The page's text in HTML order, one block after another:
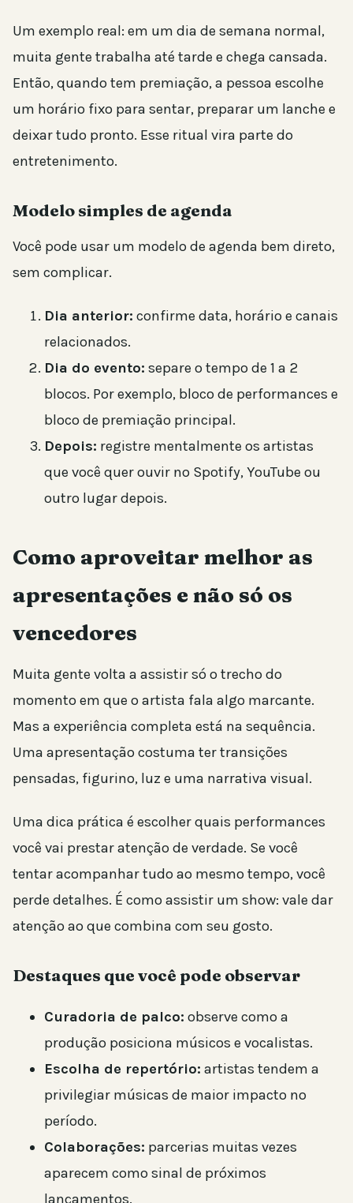
Um exemplo real: em um dia de semana normal,
muita gente trabalha até tarde e chega cansada.
Então, quando tem premiação, a pessoa escolhe
um horário fixo para sentar, preparar um lanche e
deixar tudo pronto. Esse ritual vira parte do
entretenimento.
Modelo simples de agenda
Você pode usar um modelo de agenda bem direto,
sem complicar.
Dia anterior: confirme data, horário e canais
relacionados.
Dia do evento: separe o tempo de 1 a 2
blocos. Por exemplo, bloco de performances e
bloco de premiação principal.
Depois: registre mentalmente os artistas
que você quer ouvir no Spotify, YouTube ou
outro lugar depois.
Como aproveitar melhor as
apresentações e não só os
vencedores
Muita gente volta a assistir só o trecho do
momento em que o artista fala algo marcante.
Mas a experiência completa está na sequência.
Uma apresentação costuma ter transições
pensadas, figurino, luz e uma narrativa visual.
Uma dica prática é escolher quais performances
você vai prestar atenção de verdade. Se você
tentar acompanhar tudo ao mesmo tempo, você
perde detalhes. É como assistir um show: vale dar
atenção ao que combina com seu gosto.
Destaques que você pode observar
Curadoria de palco: observe como a
produção posiciona músicos e vocalistas.
Escolha de repertório: artistas tendem a
privilegiar músicas de maior impacto no
período.
Colaborações: parcerias muitas vezes
aparecem como sinal de próximos
lançamentos.